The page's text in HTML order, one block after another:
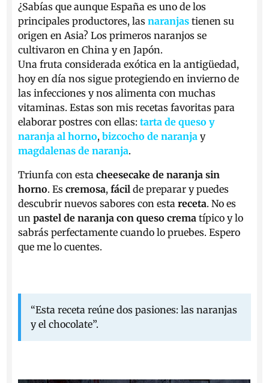
¿Sabías que aunque España es uno de los
principales productores, lasnaranjas tienen su
origen en Asia? Los primeros naranjos se
cultivaron en China y en Japón.
Una fruta considerada exótica en la antigüedad,
hoy en día nos sigue protegiendo en invierno de
las infecciones y nos alimenta con muchas
vitaminas. Estas son mis recetas favoritas para
elaborar postres con ellas:tarta de queso y
naranja al horno,bizcocho de naranja y
magdalenas de naranja.
Triunfa con estacheesecake de naranja sin
horno. Escremosa,fácil de preparar y puedes
descubrir nuevos sabores con estareceta. No es
unpastel de naranja con queso crema típico y lo
sabrás perfectamente cuando lo pruebes. Espero
que me lo cuentes.
“Esta receta reúne dos pasiones: las naranjas
y el chocolate”.